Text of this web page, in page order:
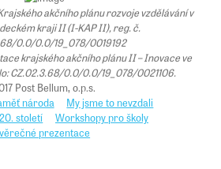
akčního plánu rozvoje vzdělávání v
kraji II (I-KAP II), reg. č.
0.0/0.0/19_078/0019192
krajského akčního plánu II – Inovace ve
CZ.02.3.68/0.0/0.0/19_078/0021106.
Post Bellum, o.p.s.
národa
My jsme to nevzdali
století
Workshopy pro školy
prezentace